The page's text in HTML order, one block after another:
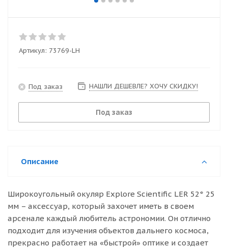
Артикул: 73769-LH
Под заказ НАШЛИ ДЕШЕВЛЕ? ХОЧУ СКИДКУ!
Под заказ
Описание
Широкоугольный окуляр Explore Scientific LER 52° 25
мм – аксессуар, который захочет иметь в своем
арсенале каждый любитель астрономии. Он отлично
подходит для изучения объектов дальнего космоса,
прекрасно работает на «быстрой» оптике и создает